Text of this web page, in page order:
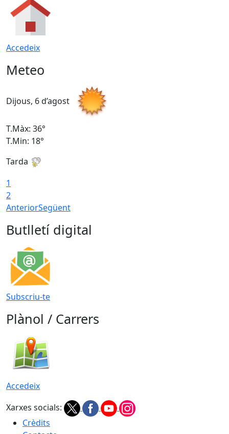
Accedeix
Meteo
Dijous, 6 d’agost
T.Màx: 36°
T.Min: 18°
Tarda
1
2
AnteriorSegüent
Butlletí digital
Subscriu-te
Plànol / Carrers
Accedeix
Xarxes socials:
Crèdits